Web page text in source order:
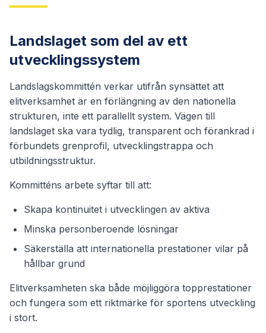
Landslaget som del av ett
utvecklingssystem
Landslagskommittén verkar utifrån synsättet att
elitverksamhet är en förlängning av den nationella
strukturen, inte ett parallellt system. Vägen till
landslaget ska vara tydlig, transparent och förankrad i
förbundets grenprofil, utvecklingstrappa och
utbildningsstruktur.
Kommitténs arbete syftar till att:
Skapa kontinuitet i utvecklingen av aktiva
Minska personberoende lösningar
Säkerställa att internationella prestationer vilar på
hållbar grund
Elitverksamheten ska både möjliggöra topprestationer
och fungera som ett riktmärke för sportens utveckling
i stort.